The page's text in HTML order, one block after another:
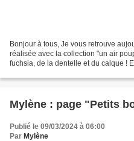
Bonjour à tous, Je vous retrouve
réalisée avec la collection "un air
fuchsia, de la dentelle et du calque !
Mylène : page "Petits
Publié le 09/03/2024 à 06:00
Par Mylène